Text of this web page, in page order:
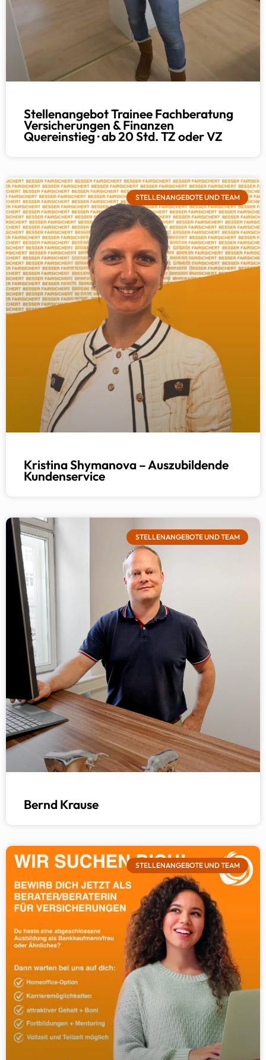
Stellenangebot Trainee Fachberatung
Versicherungen & Finanzen
Quereinstieg · ab 20 Std. TZ oder VZ
STELLENANGEBOTE UND TEAM
Kristina Shymanova – Auszubildende
Kundenservice
STELLENANGEBOTE UND TEAM
Bernd Krause
STELLENANGEBOTE UND TEAM